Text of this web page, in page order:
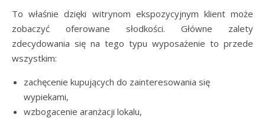
To właśnie dzięki witrynom ekspozycyjnym klient może
zobaczyć oferowane słodkości. Główne zalety
zdecydowania się na tego typu wyposażenie to przede
wszystkim:
zachęcenie kupujących do zainteresowania się
wypiekami,
wzbogacenie aranżacji lokalu,